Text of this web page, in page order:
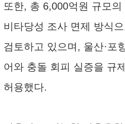
또한, 총 6,000억원 규모의
비타당성 조사 면제 방식
검토하고 있으며, 울산·포
어와 충돌 회피 실증을 규
허용했다.